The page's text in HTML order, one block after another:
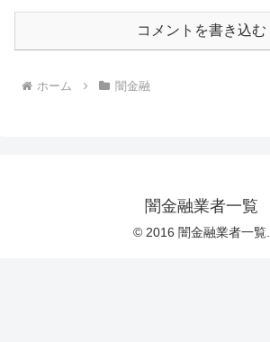
コメントを書き込む
ホーム 闇金融
闇金融業者一覧
© 2016 闇金融業者一覧.